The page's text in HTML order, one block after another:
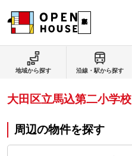
地域から探す 沿線・駅から探す
大田区立馬込第二小学校
周辺の物件を探す